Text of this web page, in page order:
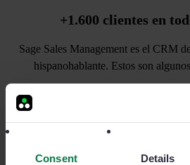
Consent Details
+1.600 clientes en
Sage Sales Management es el CRM
hispanohablante. Estos son